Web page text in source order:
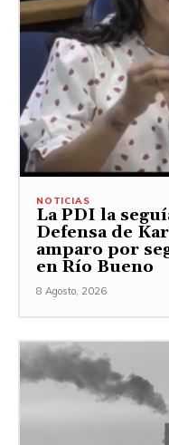
NOTICIAS
La PDI la
Defensa de
amparo por
en Río Bueno
8 Agosto, 2026